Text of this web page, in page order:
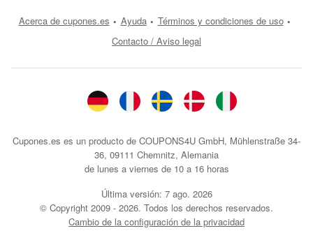
Acerca de cupones.es Ayuda
Términos y condiciones de uso
Contacto / Aviso legal
Cupones.es es un producto de COUPONS4U GmbH, Mühlenstraße 34-
36, 09111 Chemnitz, Alemania
de lunes a viernes de 10 a 16 horas
Última versión: 7 ago. 2026
© Copyright 2009 - 2026. Todos los derechos reservados.
Cambio de la configuración de la privacidad